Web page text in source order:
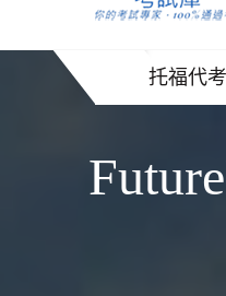
托福代考